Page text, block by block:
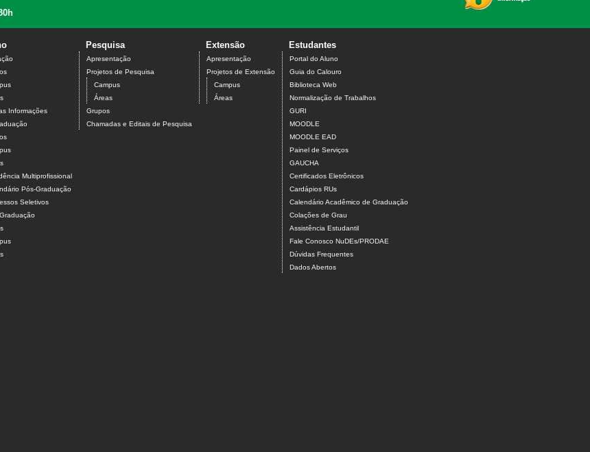
Informações
Multiprofissional
Pós-Graduação
Seletivos
Pesquisa
Apresentação
Projetos de Pesquisa
Campus
Áreas
Grupos
Chamadas e Editais de Pesquisa
Extensão
Apresentação
Projetos de Extensão
Campus
Áreas
Estudantes
Portal do Aluno
Guia do Calouro
Biblioteca Web
Normalização de Trabalhos
GURI
MOODLE
MOODLE EAD
Painel de Serviços
GAUCHA
Certificados Eletrônicos
Cardápios RUs
Calendário Acadêmico de Graduação
Colações de Grau
Assistência Estudantil
Fale Conosco NuDEs/PRODAE
Dúvidas Frequentes
Dados Abertos